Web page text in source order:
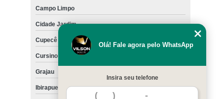
Campo Limpo
Cidade Jardim
Cupecê
Cursino
Grajau
Ibirapuera
Olá! Fale agora pelo WhatsApp
Insira seu telefone